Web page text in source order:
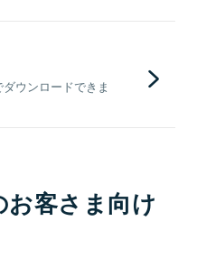
ウンロードできま
お客さま向け